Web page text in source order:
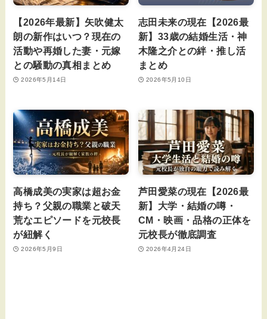
【2026年最新】矢吹健太
朗の新作はいつ？現在の
活動や再婚した妻・元嫁
との騒動の真相まとめ
2026年5月14日
志田未来の現在【2026最
新】33歳の結婚生活・神
木隆之介との絆・推し活
まとめ
2026年5月10日
高橋成美の実家は超お金
持ち？父親の職業と破天
荒なエピソードを元校長
が紐解く
2026年5月9日
芦田愛菜の現在【2026最
新】大学・結婚の噂・
CM・映画・品格の正体を
元校長が徹底調査
2026年4月24日